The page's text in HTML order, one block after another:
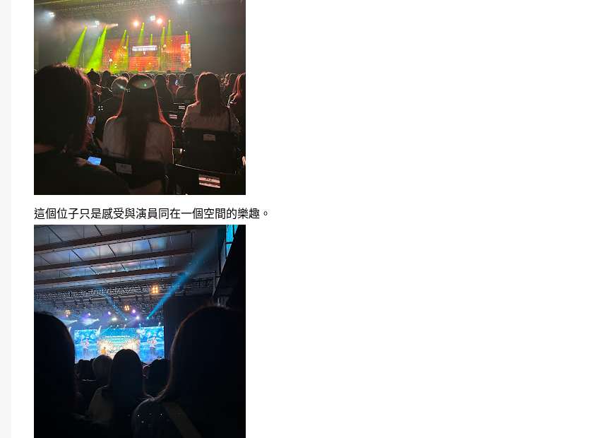
這個位子只是感受與演員同在一個空間的樂趣。